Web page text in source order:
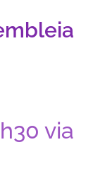
via